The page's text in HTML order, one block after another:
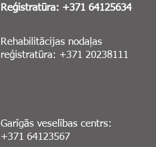
Reģistratūra: +371 64125634
Rehabilitācijas nodaļas
reģistratūra: +371 20238111
Garīgās veselības centrs:
+371 64123567